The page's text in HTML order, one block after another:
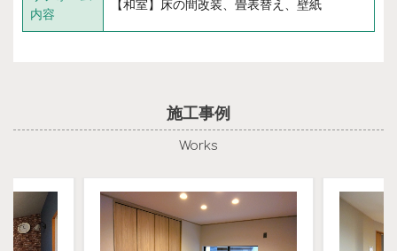
内容
【和室】床の間改装、畳表替え、壁紙
施工事例
Works